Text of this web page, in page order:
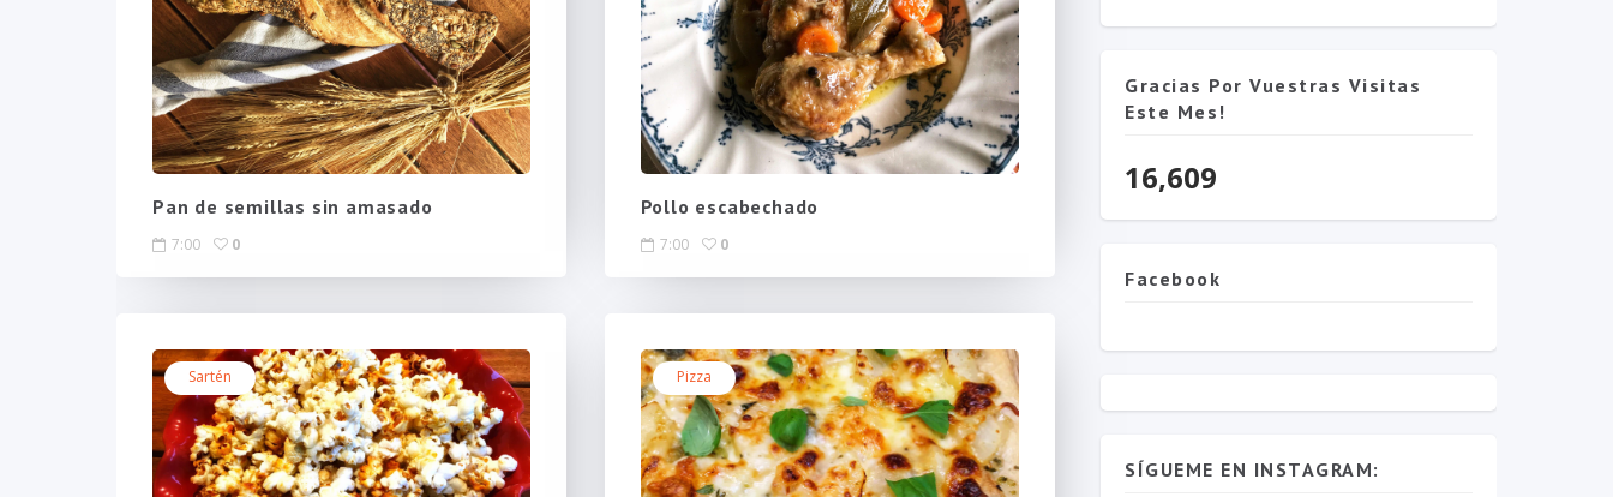
Pan de semillas sin amasado
7:00 0
Pollo escabechado
7:00 0
Sartén Pizza
Gracias Por Vuestras Visitas
Este Mes!
16,609
Facebook
SÍGUEME EN INSTAGRAM: